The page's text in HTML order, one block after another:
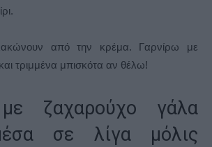
από την κρέμα. Γαρνίρω με
τριμμένα μπισκότα αν θέλω!
ζαχαρούχο γάλα
σε λίγα μόλις